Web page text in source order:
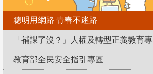
聰明用網路 青春不迷路
「補課了沒？」人權及轉型正義教育
教育部全民安全指引專區